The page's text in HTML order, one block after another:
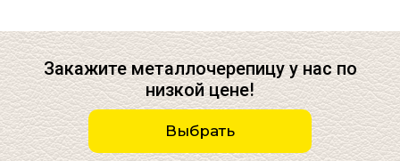
Закажите металлочерепицу у нас по
низкой цене!
Выбрать